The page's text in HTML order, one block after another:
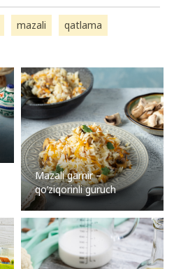
mazali qatlama
Mazali garnir –
qo’ziqorinli guruch